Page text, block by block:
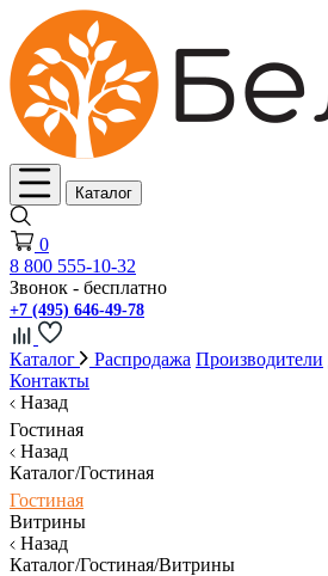
Каталог
0
8 800 555-10-32
Звонок - бесплатно
+7 (495) 646-49-78
Каталог Распродажа Производители
Контакты
Назад
Гостиная
Назад
Каталог/Гостиная
Гостиная
Витрины
Назад
Каталог/Гостиная/Витрины